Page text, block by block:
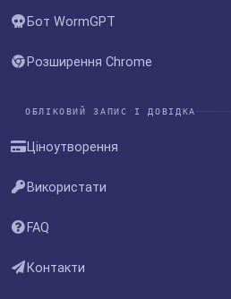
Бот WormGPT
Розширення Chrome
ОБЛІКОВИЙ ЗАПИС І ДОВІДКА
Ціноутворення
Використати
FAQ
Контакти